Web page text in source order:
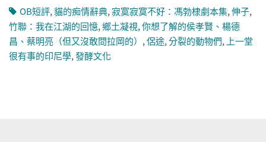
OB短評,貓的痴情辭典,寂寞寂寞不好：馮勃棣劇本集,伸子,
竹聯：我在江湖的回憶,鄉土凝視,你想了解的侯孝賢、楊德
昌、蔡明亮（但又沒敢問拉岡的） ,侶途,分裂的動物們,上一堂
很有事的印尼學,發酵文化